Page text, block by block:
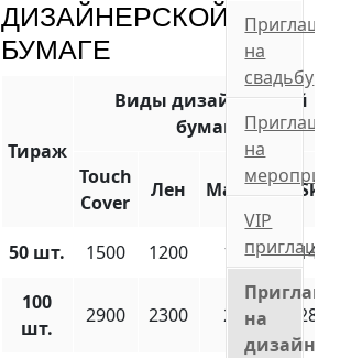
ДИЗАЙНЕРСКОЙ
БУМАГЕ
Тираж
Виды дизайнерской
бумаги
Touch
Cover
Лен Majestik Skin
50 шт. 1500 1200 1350 1490
100
шт.
2900 2300 2650 2850
на
свадьбу
на
VIP
на